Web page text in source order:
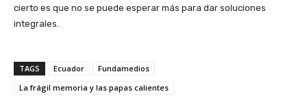
cierto es que no se puede esperar más para dar soluciones
integrales.
TAGS Ecuador
Fundamedios
La frágil memoria y las papas calientes